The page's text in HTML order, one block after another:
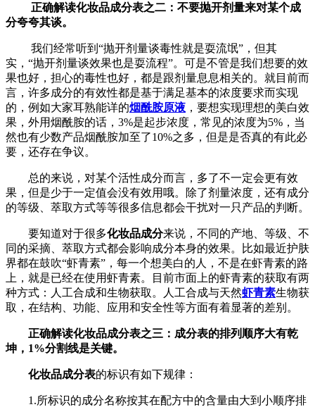
正确解读化妆品成分表之二：不要抛开剂量来对某个成
分夸夸其谈。
我们经常听到“抛开剂量谈毒性就是耍流氓”，但其
实，“抛开剂量谈效果也是耍流程”。可是不管是我们想要的效
果也好，担心的毒性也好，都是跟剂量息息相关的。 就目前而
言，许多成分的有效性都是基于满足基本的浓度要求而实现
的，例如大家耳熟能详的烟酰胺原液 ，要想实现理想的美白效
果，外用烟酰胺的话，3%是起步浓度，常见的浓度为5%，当
然也有少数产品烟酰胺加至了10%之多，但是是否真的有此必
要，还存在争议。
总的来说，对某个活性成分而言，多了不一定会更有效
果，但是少于一定值会没有效用哦。
除了剂量浓度，还有成分
的等级、萃取方式等等很多信息都会干扰对一只产品的判断。
要知道对于很多化妆品成分来说，不同的产地、等级、不
同的采摘、萃取方式都会影响成分本身的效果。
比如最近护肤
界都在鼓吹“虾青素”，每一个想美白的人，不是在虾青素的路
上，就是已经在使用虾青素。目前市面上的虾青素的获取有两
种方式：人工合成和生物获取。人工合成与天然虾青素生物获
取，在结构、功能、应用和安全性等方面有着显著的差别。
正确解读化妆品成分表之三：成分表的排列顺序大有乾
坤，1%分割线是关键。
化妆品成分表的标识有如下规律：
1.所标识的成分名称按其在配方中的含量由大到小顺序排